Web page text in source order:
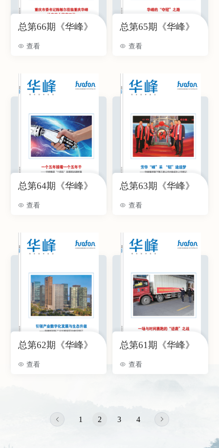
总第66期《华峰》
查看
总第65期《华峰》
查看
总第64期《华峰》
查看
总第63期《华峰》
查看
总第62期《华峰》
查看
总第61期《华峰》
查看
1 2 3 4